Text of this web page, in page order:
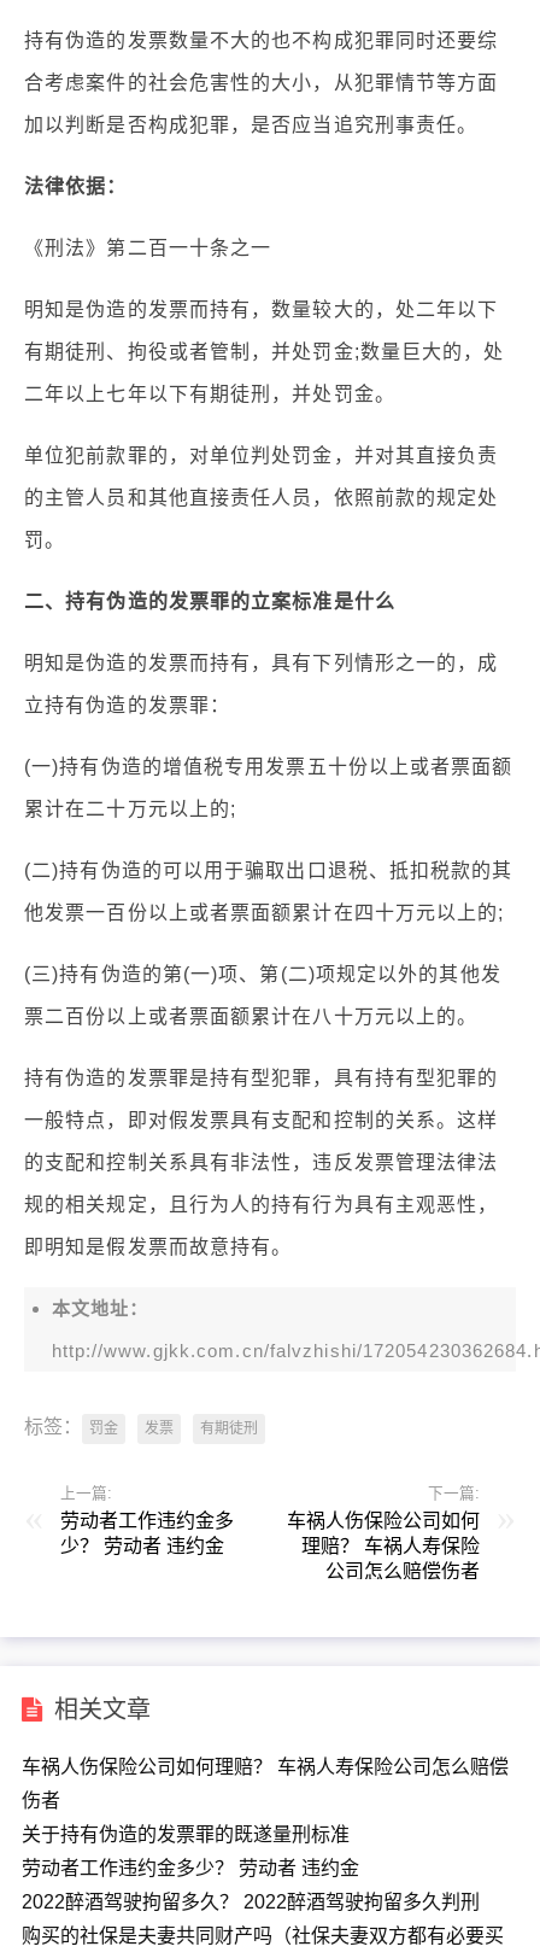
持有伪造的发票数量不大的也不构成犯罪同时还要综
合考虑案件的社会危害性的大小，从犯罪情节等方面
加以判断是否构成犯罪，是否应当追究刑事责任。
法律依据：
《刑法》第二百一十条之一
明知是伪造的发票而持有，数量较大的，处二年以下
有期徒刑、拘役或者管制，并处罚金;数量巨大的，处
二年以上七年以下有期徒刑，并处罚金。
单位犯前款罪的，对单位判处罚金，并对其直接负责
的主管人员和其他直接责任人员，依照前款的规定处
罚。
二、持有伪造的发票罪的立案标准是什么
明知是伪造的发票而持有，具有下列情形之一的，成
立持有伪造的发票罪：
(一)持有伪造的增值税专用发票五十份以上或者票面额
累计在二十万元以上的;
(二)持有伪造的可以用于骗取出口退税、抵扣税款的其
他发票一百份以上或者票面额累计在四十万元以上的;
(三)持有伪造的第(一)项、第(二)项规定以外的其他发
票二百份以上或者票面额累计在八十万元以上的。
持有伪造的发票罪是持有型犯罪，具有持有型犯罪的
一般特点，即对假发票具有支配和控制的关系。这样
的支配和控制关系具有非法性，违反发票管理法律法
规的相关规定，且行为人的持有行为具有主观恶性，
即明知是假发票而故意持有。
本文地址：
http://www.gjkk.com.cn/falvzhishi/
标签： 罚金 发票 有期徒刑
上一篇:
劳动者工作违约金多
少？ 劳动者 违约金
下一篇:
车祸人伤保险公司如何
理赔？ 车祸人寿保险
公司怎么赔偿伤者
相关文章
车祸人伤保险公司如何理赔？ 车祸人寿保险公司怎么赔偿
伤者
关于持有伪造的发票罪的既遂量刑标准
劳动者工作违约金多少？ 劳动者 违约金
2022醉酒驾驶拘留多久？ 2022醉酒驾驶拘留多久判刑
购买的社保是夫妻共同财产吗（社保夫妻双方都有必要买